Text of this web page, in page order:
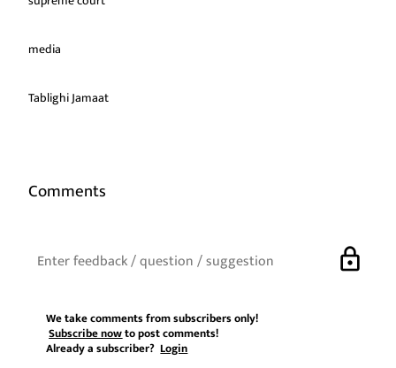
media
Tablighi Jamaat
Comments
lock
We take comments from subscribers only!
Subscribe nowto post comments!
Already a subscriber?Login